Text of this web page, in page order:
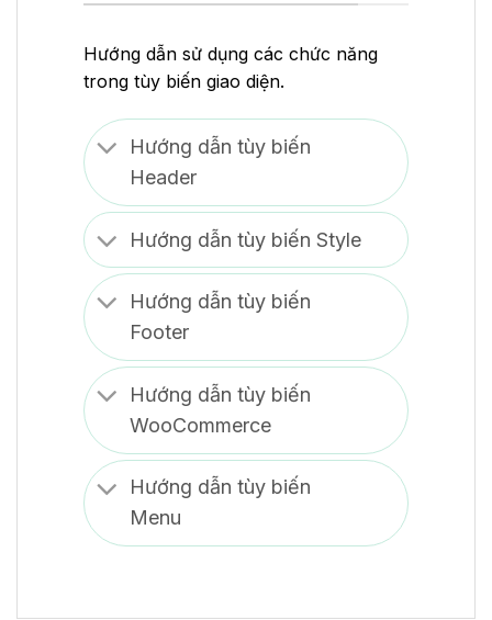
Hướng dẫn sử dụng các chức năng
trong tùy biến giao diện.
Hướng dẫn tùy biến
Header
Hướng dẫn tùy biến Style
Hướng dẫn tùy biến
Footer
Hướng dẫn tùy biến
WooCommerce
Hướng dẫn tùy biến
Menu